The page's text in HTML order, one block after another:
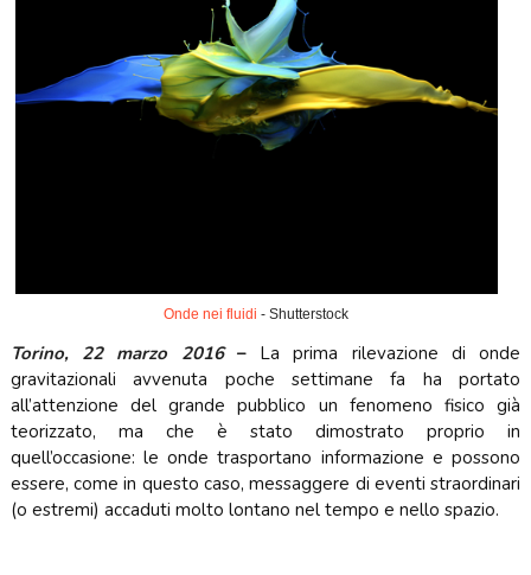
Onde nei fluidi - Shutterstock
Torino, 22 marzo 2016 – La prima rilevazione di onde
gravitazionali avvenuta poche settimane fa ha portato
all’attenzione del grande pubblico un fenomeno fisico già
teorizzato, ma che è stato dimostrato proprio in
quell’occasione: le onde trasportano informazione e possono
essere, come in questo caso, messaggere di eventi straordinari
(o estremi) accaduti molto lontano nel tempo e nello spazio.